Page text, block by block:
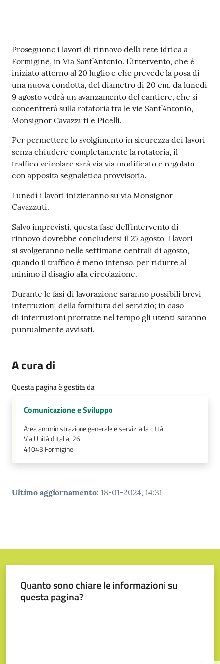
t
a
M
e
t
e
o
Tutti
gli
argomenti...
su
Contenuto
Proseguono i lavori di rinnovo della rete idrica a
Formigine, in Via Sant’Antonio. L’intervento, che è
iniziato attorno al 20 luglio e che prevede la posa di
una nuova condotta, del diametro di 20 cm, da lunedì
9 agosto vedrà un avanzamento del cantiere, che si
concentrerà sulla rotatoria tra le vie Sant’Antonio,
Monsignor Cavazzuti e Picelli.
Per permettere lo svolgimento in sicurezza dei lavori
senza chiudere completamente la rotatoria, il
traffico veicolare sarà via via modificato e regolato
con apposita segnaletica provvisoria.
Lunedì i lavori inizieranno su via Monsignor
Cavazzuti.
Salvo imprevisti, questa fase dell’intervento di
rinnovo dovrebbe concludersi il 27 agosto. I lavori
si svolgeranno nelle settimane centrali di agosto,
quando il traffico è meno intenso, per ridurre al
minimo il disagio alla circolazione.
Durante le fasi di lavorazione saranno possibili brevi
interruzioni della fornitura del servizio; in caso
di interruzioni protratte nel tempo gli utenti saranno
puntualmente avvisati.
A cura di
Questa pagina è gestita da
Comunicazione e Sviluppo
Area amministrazione generale e servizi alla città
Via Unità d'Italia, 26
41043 Formigine
Ultimo aggiornamento: 18-01-2024, 14:31
Quanto sono chiare le informazioni su
questa pagina?